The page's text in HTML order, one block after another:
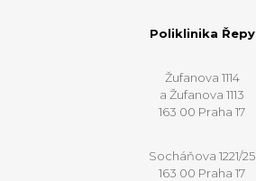
Poliklinika Řepy
Žufanova 1114
a Žufanova 1113
163 00 Praha 17
Socháňova 1221/25
163 00 Praha 17